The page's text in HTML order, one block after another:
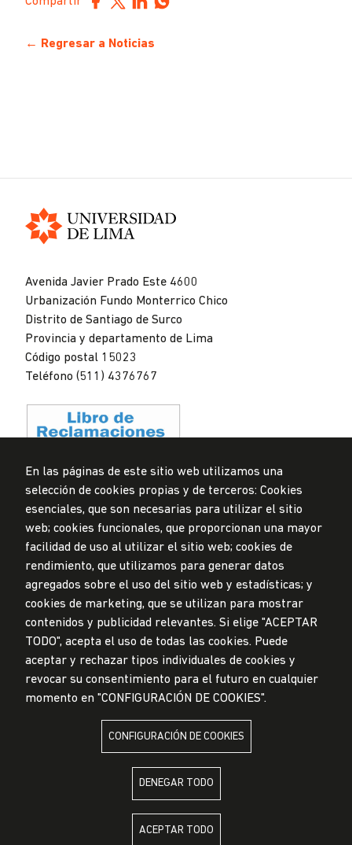
← Regresar a Noticias
Avenida Javier Prado Este 4600
Urbanización Fundo Monterrico Chico
Distrito de Santiago de Surco
Provincia y departamento de Lima
Código postal 15023
Teléfono (511) 4376767
Privacidad de datos personales
Mesa de partes
Todos los derechos reservados
Diseñado por
LA UNIVERSIDAD DE LIMA ES MIEMBRO DE
LA UNIVERSIDAD DE LIMA ESTÁ AFILIADA A
En las páginas de este sitio web utilizamos una
selección de cookies propias y de terceros: Cookies
esenciales, que son necesarias para utilizar el sitio
web; cookies funcionales, que proporcionan una mayor
facilidad de uso al utilizar el sitio web; cookies de
rendimiento, que utilizamos para generar datos
agregados sobre el uso del sitio web y estadísticas; y
cookies de marketing, que se utilizan para mostrar
contenidos y publicidad relevantes. Si elige "ACEPTAR
TODO", acepta el uso de todas las cookies. Puede
aceptar y rechazar tipos individuales de cookies y
revocar su consentimiento para el futuro en cualquier
momento en "CONFIGURACIÓN DE COOKIES".
CONFIGURACIÓN DE COOKIES
DENEGAR TODO
ACEPTAR TODO